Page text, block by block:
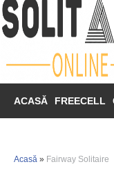
ACASĂ FREECELL
Acasă » Fairway Solitaire